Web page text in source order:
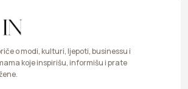
o modi, kulturi, ljepoti, businessu i
koje inspirišu, informišu i prate